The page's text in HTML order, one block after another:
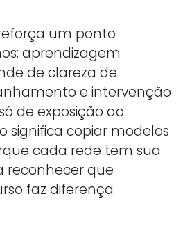
um ponto
aprendizagem
de clareza de
e intervenção
de exposição ao
significa copiar modelos
cada rede tem sua
reconhecer que
faz diferença